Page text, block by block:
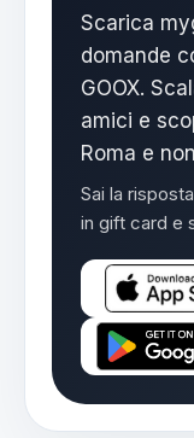
Scarica
domande
GOOX.
amici e
Roma e
Sai la
in gift card e